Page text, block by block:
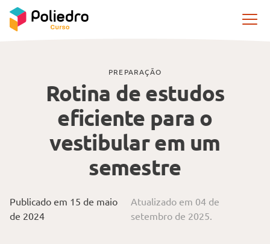
PREPARAÇÃO
Rotina de estudos
eficiente para o
vestibular em um
semestre
Publicado em 15 de maio
de 2024
Atualizado em 04 de
setembro de 2025.